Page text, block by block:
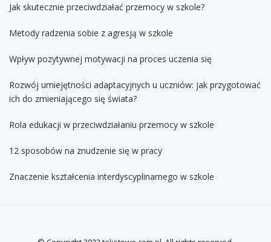
Jak skutecznie przeciwdziałać przemocy w szkole?
Metody radzenia sobie z agresją w szkole
Wpływ pozytywnej motywacji na proces uczenia się
Rozwój umiejętności adaptacyjnych u uczniów: jak przygotować
ich do zmieniającego się świata?
Rola edukacji w przeciwdziałaniu przemocy w szkole
12 sposobów na znudzenie się w pracy
Znaczenie kształcenia interdyscyplinarnego w szkole